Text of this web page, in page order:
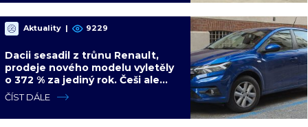
Aktuality | 9229
Dacii sesadil z trůnu Renault,
prodeje nového modelu vyletěly
o 372 % za jediný rok. Češi ale
jedou svojí pohádku
ČÍST DÁLE